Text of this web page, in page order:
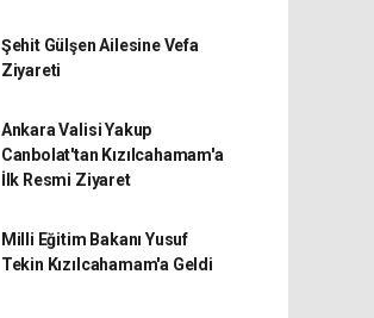
Şehit Gülşen Ailesine Vefa
Ziyareti
Ankara Valisi Yakup
Canbolat'tan Kızılcahamam'a
İlk Resmi Ziyaret
Milli Eğitim Bakanı Yusuf
Tekin Kızılcahamam'a Geldi